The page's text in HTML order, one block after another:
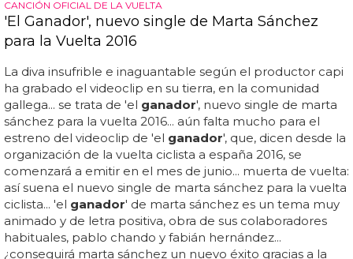
CANCIÓN OFICIAL DE LA VUELTA
'El Ganador', nuevo single de Marta Sánchez
para la Vuelta 2016
La diva insufrible e inaguantable según el productor capi
ha grabado el videoclip en su tierra, en la comunidad
gallega... se trata de 'el ganador', nuevo single de marta
sánchez para la vuelta 2016... aún falta mucho para el
estreno del videoclip de 'el ganador', que, dicen desde la
organización de la vuelta ciclista a españa 2016, se
comenzará a emitir en el mes de junio... muerta de vuelta:
así suena el nuevo single de marta sánchez para la vuelta
ciclista... 'el ganador' de marta sánchez es un tema muy
animado y de letra positiva, obra de sus colaboradores
habituales, pablo chando y fabián hernández...
¿conseguirá marta sánchez un nuevo éxito gracias a la